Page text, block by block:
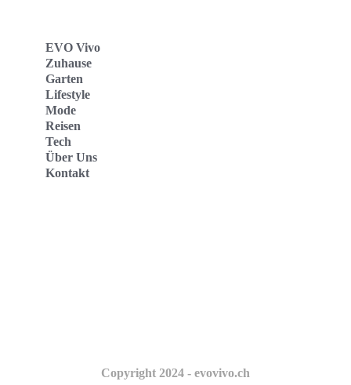
EVO Vivo
Zuhause
Garten
Lifestyle
Mode
Reisen
Tech
Über Uns
Kontakt
Copyright 2024 - evovivo.ch